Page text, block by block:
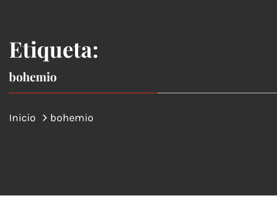
Etiqueta:
bohemio
Inicio bohemio